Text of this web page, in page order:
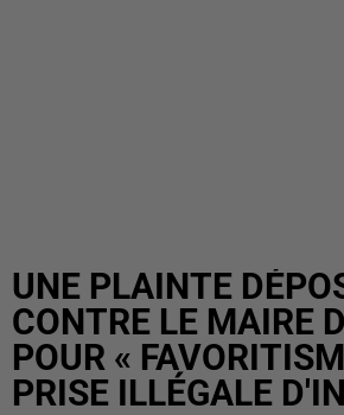
UNE PLAINTE
CONTRE LE MAIRE
POUR «
PRISE ILLÉGALE